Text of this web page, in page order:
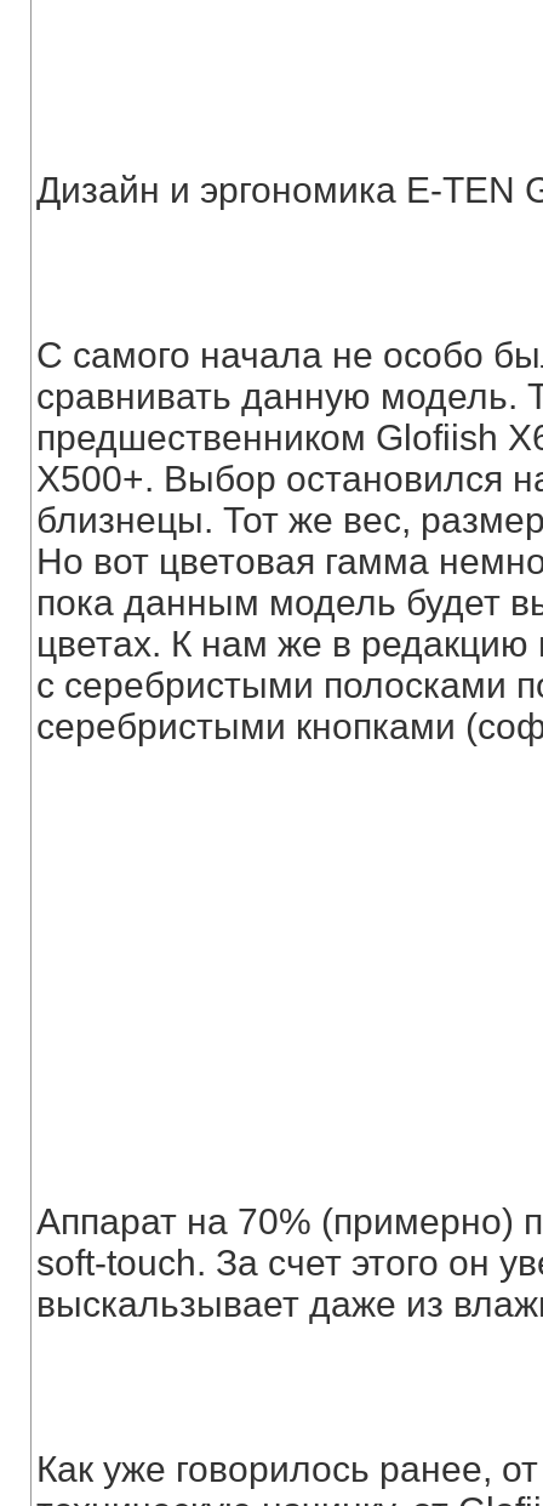
Дизайн и эргономика E-TEN
С самого начала не особо
сравнивать данную модель.
предшественником Glofiish
X500+. Выбор остановился
близнецы. Тот же вес,
Но вот цветовая гамма
пока данным модель будет
цветах. К нам же в редакцию
с серебристыми полосками
серебристыми кнопками
Аппарат на 70% (примерно)
soft-touch. За счет этого он
выскальзывает даже из
Как уже говорилось ранее,